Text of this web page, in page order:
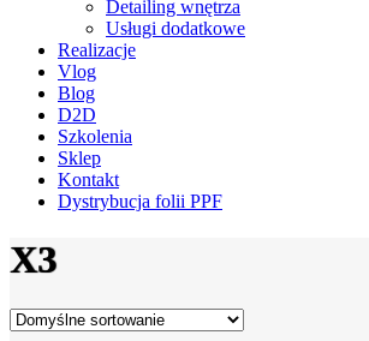
Detailing wnętrza
Usługi dodatkowe
Realizacje
Vlog
Blog
D2D
Szkolenia
Sklep
Kontakt
Dystrybucja folii PPF
X3